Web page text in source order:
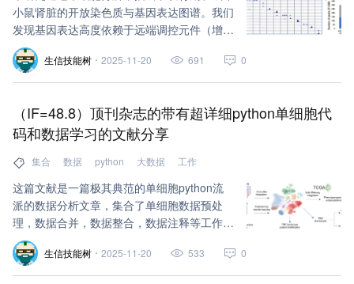
小鼠肾脏的开放染色质与基因表达图谱。我们
发现基因表达高度依赖于远端调控元件（增强
子），揭示了肾脏细胞中关键细胞类型特异性
转录因子及主要基因调控网络。
生信技能树 2025-11-20 691 0
（IF=48.8）顶刊杂志的带有超详细python单细胞代
码和数据学习的文献分享
集合 数据 python 大数据 工作
这篇文献是一篇极其典范的单细胞python流
派的数据分析文章，集合了单细胞数据预处
理，数据合并，数据整合，数据注释等工作。
跨数据集和大数据量！应该有很多细节值得学
习，更特别的是注释工作，做这样的一个大数
据量的图谱类细胞类型注释，可以看看里面到
生信技能树 2025-11-20 533 0